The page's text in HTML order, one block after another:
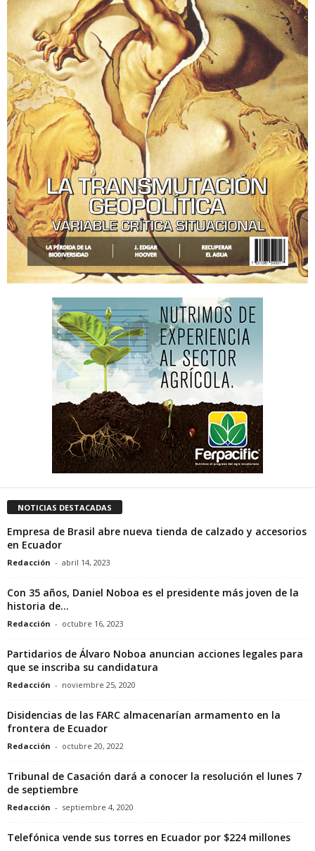
NOTICIAS DESTACADAS
Empresa de Brasil abre nueva tienda de calzado y accesorios
en Ecuador
Redacción - abril 14, 2023
Con 35 años, Daniel Noboa es el presidente más joven de la
historia de...
Redacción - octubre 16, 2023
Partidarios de Álvaro Noboa anuncian acciones legales para
que se inscriba su candidatura
Redacción - noviembre 25, 2020
Disidencias de las FARC almacenarían armamento en la
frontera de Ecuador
Redacción - octubre 20, 2022
Tribunal de Casación dará a conocer la resolución el lunes 7
de septiembre
Redacción - septiembre 4, 2020
Telefónica vende sus torres en Ecuador por $224 millones